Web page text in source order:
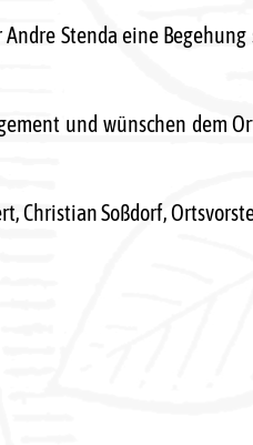
Stenda eine
und wünschen dem
Christian Soßdorf,